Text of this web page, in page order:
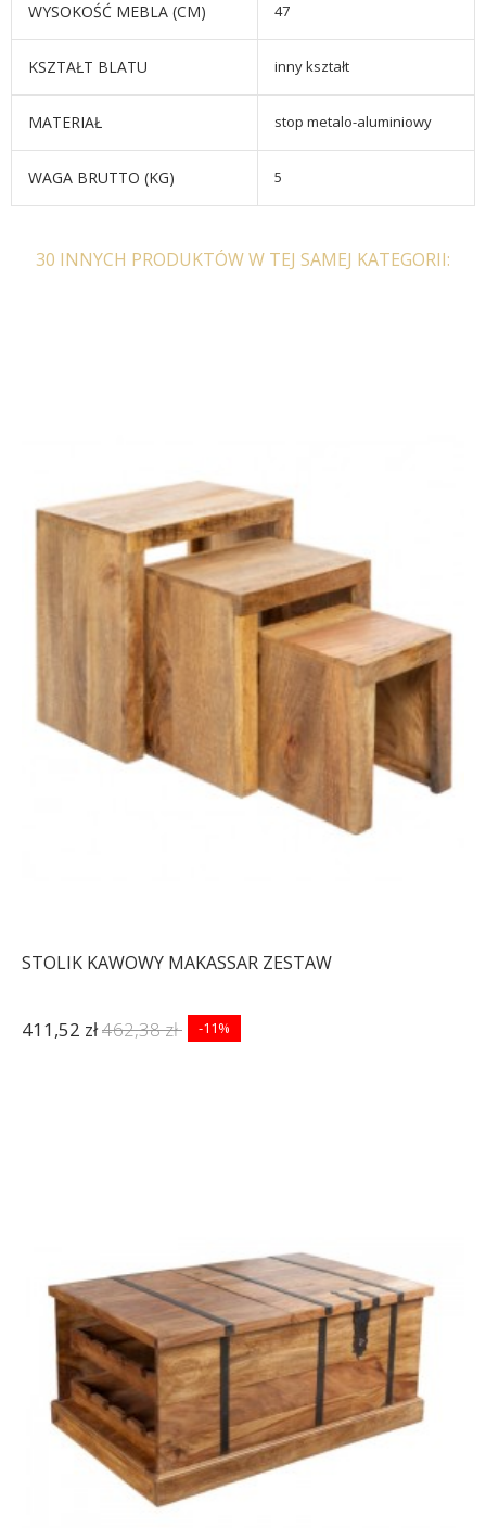
WYSOKOŚĆ MEBLA (CM) 47
KSZTAŁT BLATU inny kształt
MATERIAŁ stop metalo-aluminiowy
WAGA BRUTTO (KG) 5
30 INNYCH PRODUKTÓW W TEJ SAMEJ KATEGORII:
STOLIK KAWOWY MAKASSAR ZESTAW
411,52 zł462,38 zł -11%